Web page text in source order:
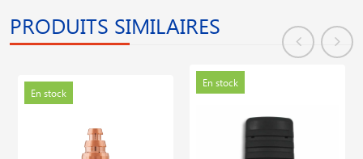
PRODUITS SIMILAIRES
En stock
En stock